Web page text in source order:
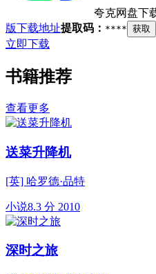
夸克网盘下
版下载地址提取码： **** 获取
立即下载
书籍推荐
查看更多
送菜升降机
[英] 哈罗德·品特
小说8.3 分 2010
深时之旅